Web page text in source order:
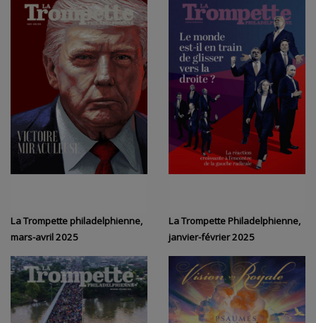
La Trompette philadelphienne,
mars-avril 2025
La Trompette Philadelphienne,
janvier-février 2025